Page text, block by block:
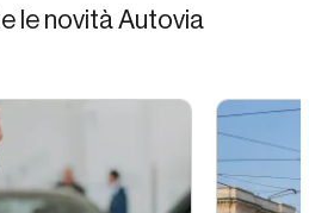
le novità Autovia